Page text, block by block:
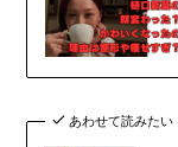
あわせて読みたい